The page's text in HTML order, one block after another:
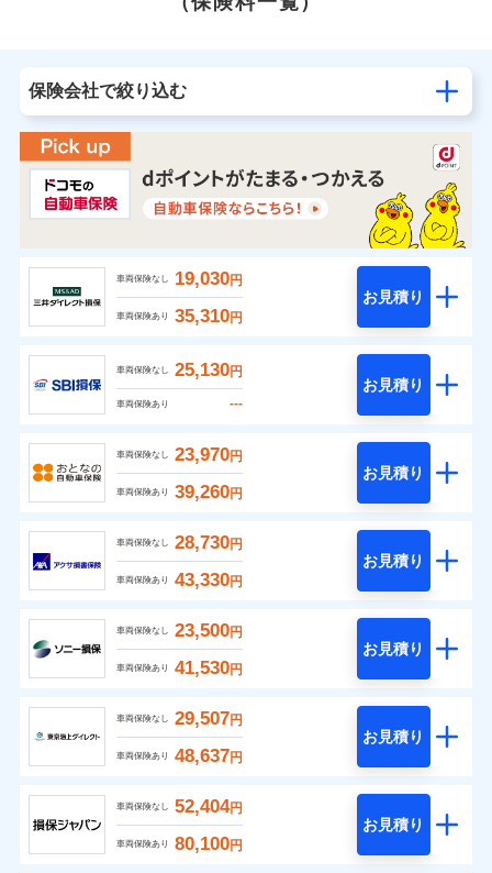
保険会社で絞り込む
車両保険なし 19,030円
車両保険あり 35,310円
お見積り
車両保険なし 25,130円
車両保険あり ---
お見積り
車両保険なし 23,970円
車両保険あり 39,260円
お見積り
車両保険なし 28,730円
車両保険あり 43,330円
お見積り
車両保険なし 23,500円
車両保険あり 41,530円
お見積り
車両保険なし 29,507円
車両保険あり 48,637円
お見積り
車両保険なし 52,404円
車両保険あり 80,100円
お見積り